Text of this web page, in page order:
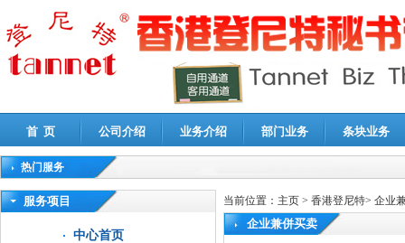
首 页 公司介绍 业务介绍 部门业务 条块业务
热门服务
高新技术企业认定审计|企业所得税汇算清缴申报鉴证
服务项目
中心首页
当前位置： 主页 > 香港登尼特> 企业
企业兼併买卖